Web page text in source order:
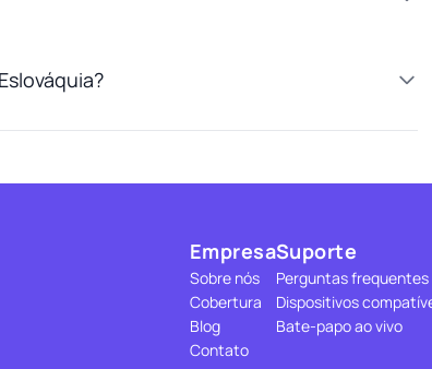
Empresa
Sobre nós
Cobertura
Blog
Contato
Suporte
Perguntas frequentes
Dispositivos
Bate-papo ao vivo